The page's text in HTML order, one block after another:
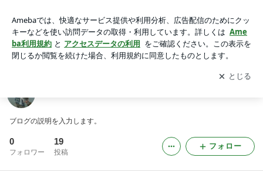
アプリをダウンロードして ブログの更新通知
を受け取りまし
ょう。
開く
ブログの説明を入力します。
0
フォロワー
19
投稿
フォロー